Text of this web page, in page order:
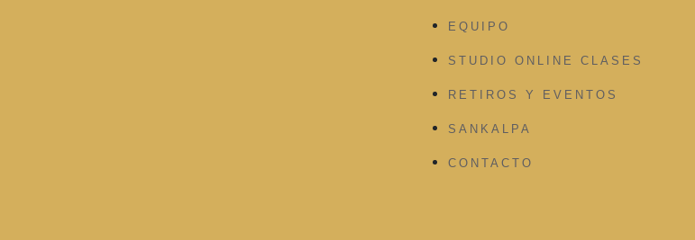
EQUIPO
STUDIO ONLINE CLASES
RETIROS Y EVENTOS
SANKALPA
CONTACTO